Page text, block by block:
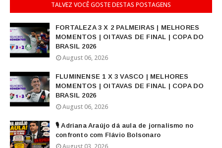
TALVEZ VOCÊ GOSTE DESTAS POSTAGENS
FORTALEZA 3 X 2 PALMEIRAS | MELHORES
MOMENTOS | OITAVAS DE FINAL | COPA DO
BRASIL 2026
August 06, 2026
FLUMINENSE 1 X 3 VASCO | MELHORES
MOMENTOS | OITAVAS DE FINAL | COPA DO
BRASIL 2026
August 06, 2026
🎙️ Adriana Araújo dá aula de jornalismo no
confronto com Flávio Bolsonaro
August 03, 2026